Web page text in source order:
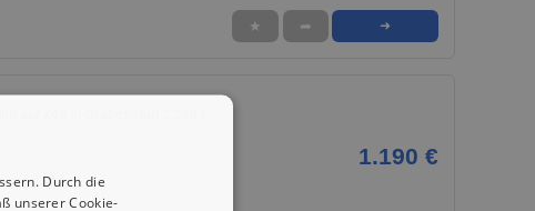
★ ➦ ➜
1.190 €
83355
Durch die
unserer Cookie-